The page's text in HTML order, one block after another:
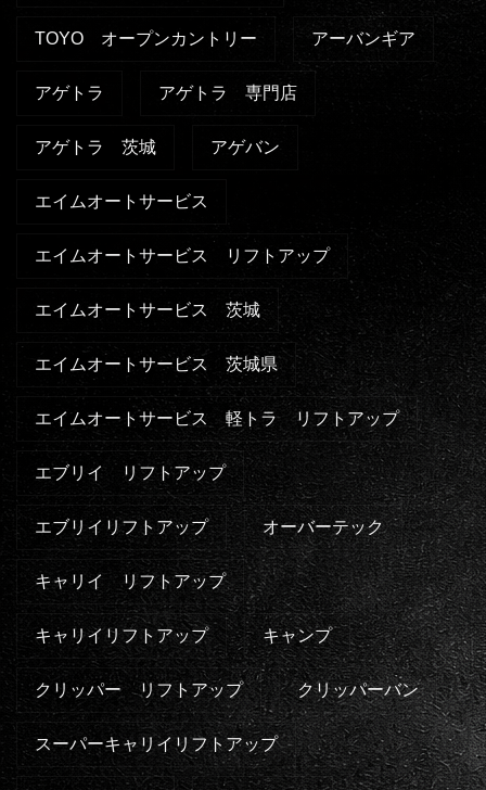
TOYO オープンカントリー アーバンギア
アゲトラ アゲトラ 専門店
アゲトラ 茨城 アゲバン
エイムオートサービス
エイムオートサービス リフトアップ
エイムオートサービス 茨城
エイムオートサービス 茨城県
エイムオートサービス 軽トラ リフトアップ
エブリイ リフトアップ
エブリイリフトアップ オーバーテック
キャリイ リフトアップ
キャリイリフトアップ キャンプ
クリッパー リフトアップ クリッパーバン
スーパーキャリイリフトアップ